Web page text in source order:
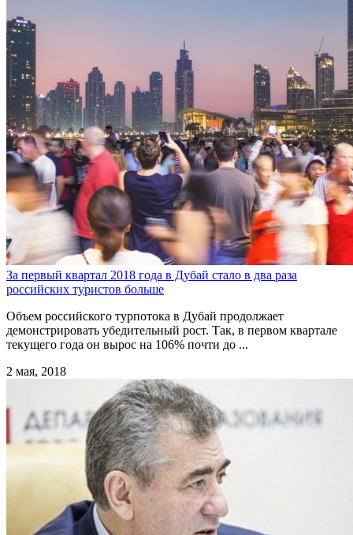
За первый квартал 2018 года в Дубай стало в два раза
российских туристов больше
Объем российского турпотока в Дубай продолжает
демонстрировать убедительный рост. Так, в первом квартале
текущего года он вырос на 106% почти до ...
2 мая, 2018